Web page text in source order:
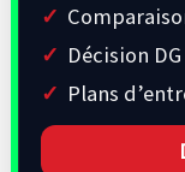
Décision
Plans